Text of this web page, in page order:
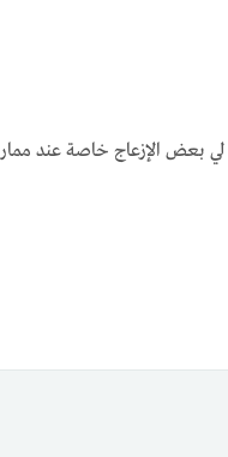
الإزعاج خاصة عند